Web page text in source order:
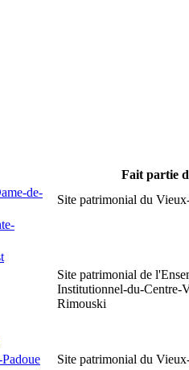
Fait partie
de-
Site patrimonial du
Site patrimonial de
Institutionnel-du-Centre-
Rimouski
Site patrimonial du